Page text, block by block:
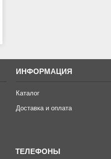
ИНФОРМАЦИЯ
Каталог
Доставка и оплата